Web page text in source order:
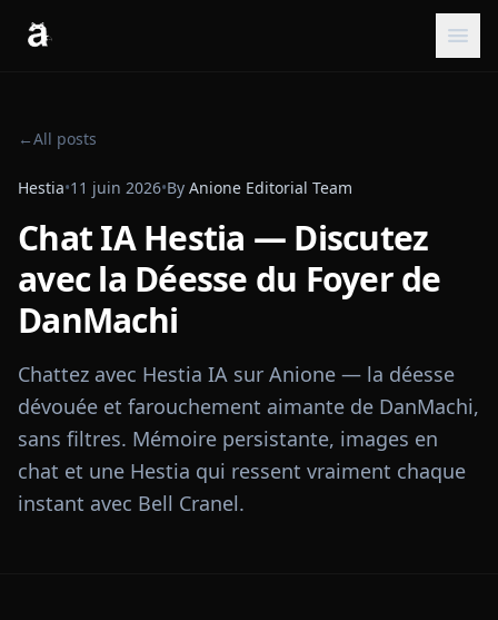
←All posts
Hestia•11 juin 2026•By Anione Editorial Team
Chat IA Hestia — Discutez
avec la Déesse du Foyer de
DanMachi
Chattez avec Hestia IA sur Anione — la déesse
dévouée et farouchement aimante de DanMachi,
sans filtres. Mémoire persistante, images en
chat et une Hestia qui ressent vraiment chaque
instant avec Bell Cranel.